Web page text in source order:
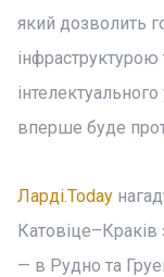
який дозволить
вперше буде
Ларді.Today
Катовіце–Краків
— в Рудно та